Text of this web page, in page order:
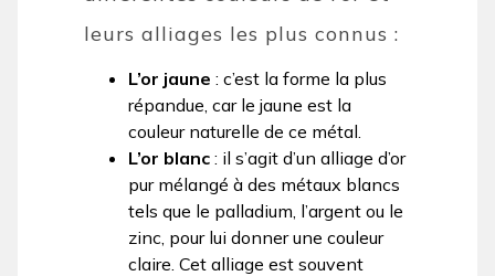
leurs alliages les plus connus :
L’or jaune : c’est la forme la plus
répandue, car le jaune est la
couleur naturelle de ce métal.
L’or blanc : il s’agit d’un alliage d’or
pur mélangé à des métaux blancs
tels que le palladium, l’argent ou le
zinc, pour lui donner une couleur
claire. Cet alliage est souvent